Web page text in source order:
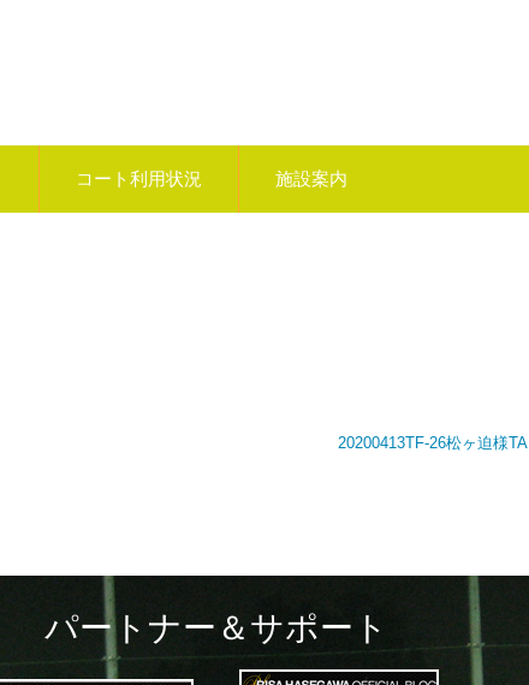
コート利用状況 施設案内
20200413TF-26松ヶ迫様TA
パートナー＆サポート